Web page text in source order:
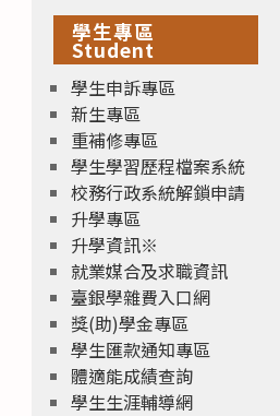
學生專區
Student
學生申訴專區
新生專區
重補修專區
學生學習歷程檔案系統
校務行政系統解鎖申請
升學專區
升學資訊※
就業媒合及求職資訊
臺銀學雜費入口網
獎(助)學金專區
學生匯款通知專區
體適能成績查詢
學生生涯輔導網